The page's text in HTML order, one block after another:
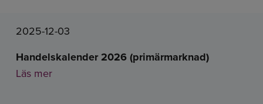
Handelskalender 2026 (primärmarknad)
Läs mer
2025-12-03